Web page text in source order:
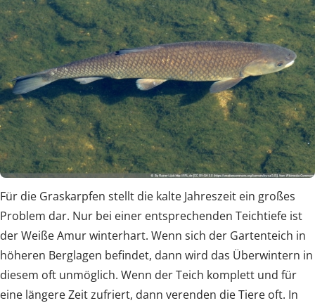
Für die Graskarpfen stellt die kalte Jahreszeit ein großes
Problem dar. Nur bei einer entsprechenden Teichtiefe ist
der Weiße Amur winterhart. Wenn sich der Gartenteich in
höheren Berglagen befindet, dann wird das Überwintern in
diesem oft unmöglich. Wenn der Teich komplett und für
eine längere Zeit zufriert, dann verenden die Tiere oft. In